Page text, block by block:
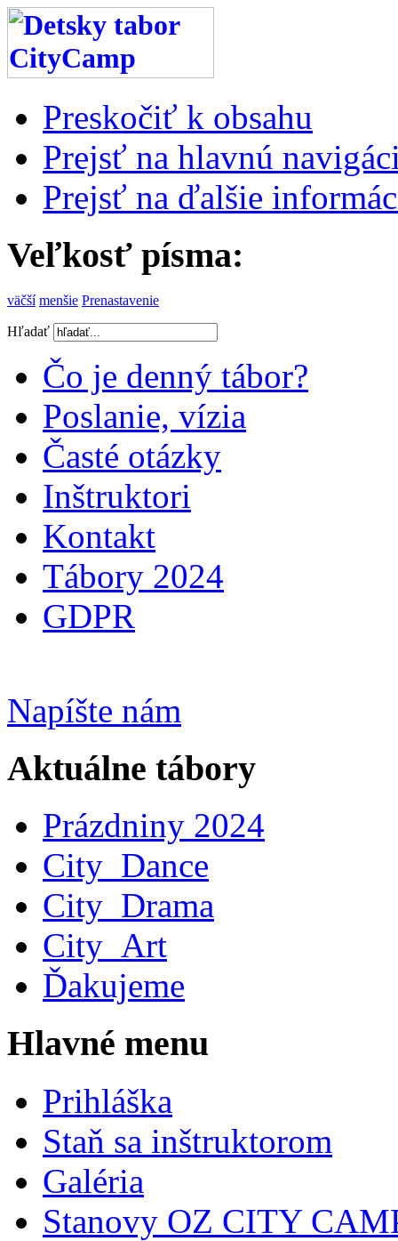
Preskočiť k obsahu
Prejsť na hlavnú
Prejsť na ďalšie
Veľkosť písma:
väčší menšie Prenastavenie
Hľadať
Čo je denný tábor?
Poslanie, vízia
Časté otázky
Inštruktori
Kontakt
Tábory 2024
GDPR
Napíšte nám
Aktuálne tábory
Prázdniny 2024
City_Dance
City_Drama
City_Art
Ďakujeme
Hlavné menu
Prihláška
Staň sa inštruktorom
Galéria
Stanovy OZ CITY